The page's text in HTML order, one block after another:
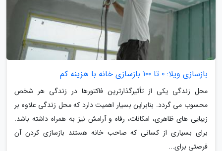
بازسازی ویلا: 0 تا 100 بازسازی خانه با هزینه کم
محل زندگی یکی از تأثیرگذارترین فاکتورها در زندگی هر شخص
محسوب می گردد. بنابراین بسیار اهمیت دارد که محل زندگی علاوه بر
زیبایی های ظاهری، امکانات، رفاه و آرامش نیز به همراه داشته باشد.
برای بسیاری از کسانی که صاحب خانه هستند بازسازی کردن آن
فرصتی برای...